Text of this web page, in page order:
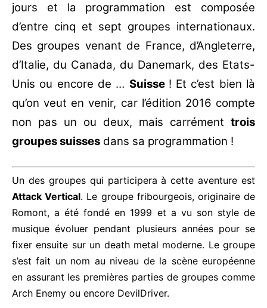
jours et la programmation est composée
d’entre cinq et sept groupes internationaux.
Des groupes venant de France, d’Angleterre,
d’Italie, du Canada, du Danemark, des Etats-
Unis ou encore de … Suisse ! Et c’est bien là
qu’on veut en venir, car l’édition 2016 compte
non pas un ou deux, mais carrément trois
groupes suisses dans sa programmation !
Un des groupes qui participera à cette aventure est
Attack Vertical. Le groupe fribourgeois, originaire de
Romont, a été fondé en 1999 et a vu son style de
musique évoluer pendant plusieurs années pour se
fixer ensuite sur un death metal moderne. Le groupe
s’est fait un nom au niveau de la scène européenne
en assurant les premières parties de groupes comme
Arch Enemy ou encore DevilDriver.